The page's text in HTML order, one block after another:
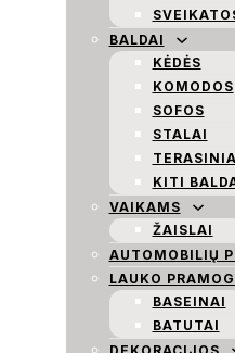
BALDAI
KĖDĖS
KOMODOS
SOFOS
STALAI
KITI
VAIKAMS
ŽAISLAI
AUTOMOBILIŲ
LAUKO
BASEINAI
BATUTAI